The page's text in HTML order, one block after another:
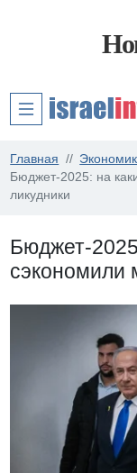
Главная
Бюджет-2025: на
ликудники
Бюджет-
сэкономили